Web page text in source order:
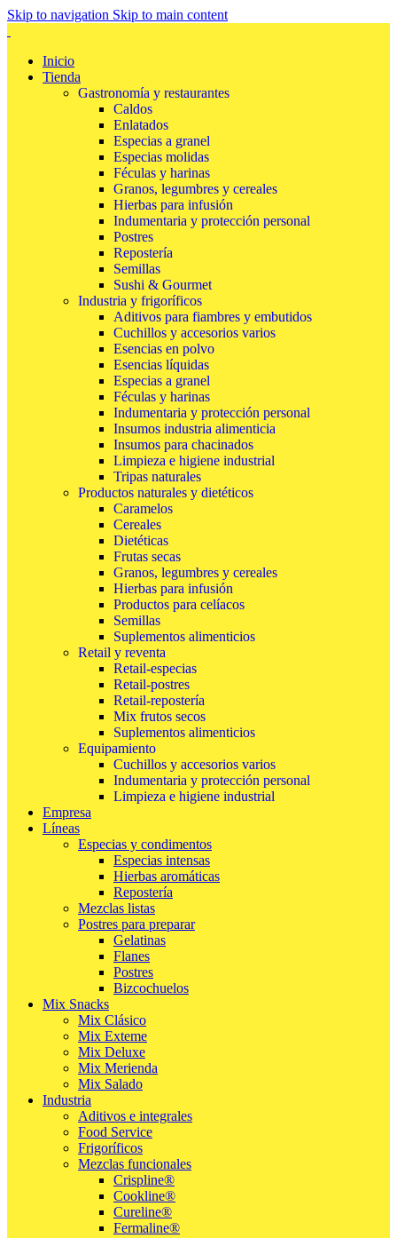
Skip to navigation Skip to main content
Inicio
Tienda
Gastronomía y restaurantes
Caldos
Enlatados
Especias a granel
Especias molidas
Féculas y harinas
Granos, legumbres y cereales
Hierbas para infusión
Indumentaria y protección personal
Postres
Repostería
Semillas
Sushi & Gourmet
Industria y frigoríficos
Aditivos para fiambres y embutidos
Cuchillos y accesorios varios
Esencias en polvo
Esencias líquidas
Especias a granel
Féculas y harinas
Indumentaria y protección personal
Insumos industria alimenticia
Insumos para chacinados
Limpieza e higiene industrial
Tripas naturales
Productos naturales y dietéticos
Caramelos
Cereales
Dietéticas
Frutas secas
Granos, legumbres y cereales
Hierbas para infusión
Productos para celíacos
Semillas
Suplementos alimenticios
Retail y reventa
Retail-especias
Retail-postres
Retail-repostería
Mix frutos secos
Suplementos alimenticios
Equipamiento
Cuchillos y accesorios varios
Indumentaria y protección personal
Limpieza e higiene industrial
Empresa
Líneas
Especias y condimentos
Especias intensas
Hierbas aromáticas
Repostería
Mezclas listas
Postres para preparar
Gelatinas
Flanes
Postres
Bizcochuelos
Mix Snacks
Mix Clásico
Mix Exteme
Mix Deluxe
Mix Merienda
Mix Salado
Industria
Aditivos e integrales
Food Service
Frigoríficos
Mezclas funcionales
Crispline®
Cookline®
Cureline®
Fermaline®